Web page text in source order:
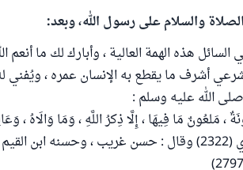
والسلام على رسول الله، وبعد:
السائل هذه الهمة العالية ، وأبارك لك ما
أشرف ما يقطع به الإنسان عمره ، ويُفني
الله عليه وسلم :
، مَلعُونٌ مَا فِيهَا ، إِلَّا ذِكرُ اللَّهِ ، وَمَا وَالَاهُ ،